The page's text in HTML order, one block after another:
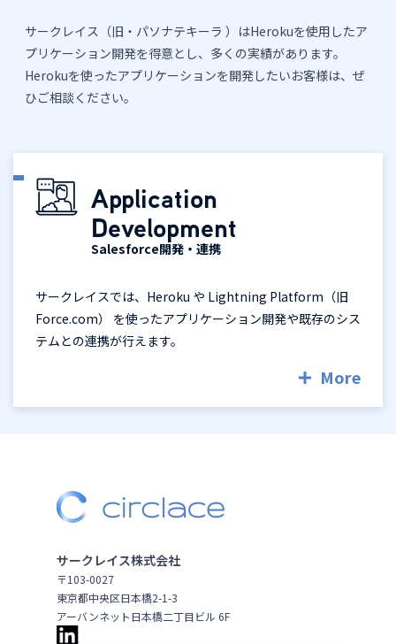
サークレイス（旧・パソナテキーラ ）はHerokuを使用したア
プリケーション開発を得意とし、多くの実績があります。
Herokuを使ったアプリケーションを開発したいお客様は、ぜ
ひご相談ください。
Application
Development
Salesforce開発・連携
サークレイスでは、Heroku や Lightning Platform（旧
Force.com） を使ったアプリケーション開発や既存のシス
テムとの連携が行えます。
More
サークレイス株式会社
〒103-0027
東京都中央区日本橋2-1-3
アーバンネット日本橋二丁目ビル 6F